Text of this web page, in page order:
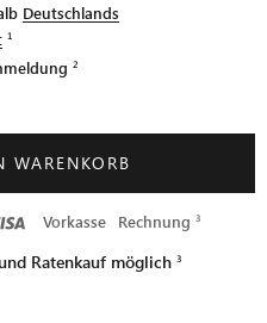
Deutschlands
WARENKORB
Vorkasse Rechnung
Ratenkauf möglich